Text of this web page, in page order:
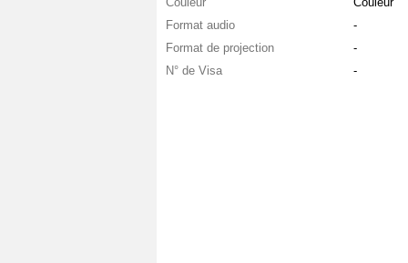
Format audio
-
Format de projection
-
N° de Visa
-